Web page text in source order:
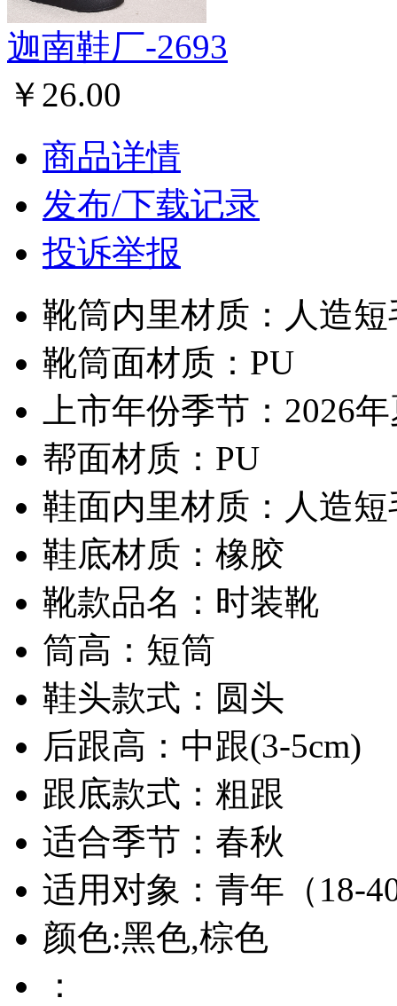
迦南鞋厂-2693
￥26.00
商品详情
发布/下载记录
投诉举报
靴筒内里材质：人造短
靴筒面材质：PU
上市年份季节：2026
帮面材质：PU
鞋面内里材质：人造短
鞋底材质：橡胶
靴款品名：时装靴
筒高：短筒
鞋头款式：圆头
后跟高：中跟(3-5cm)
跟底款式：粗跟
适合季节：春秋
适用对象：青年（18-
颜色:黑色,棕色
：